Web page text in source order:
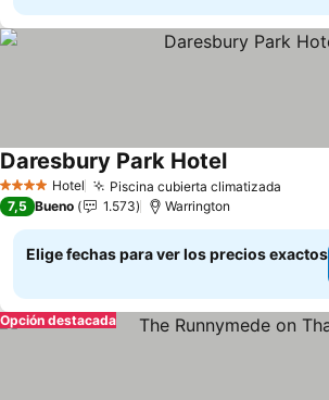
4 EstrellasHotel Piscina cubierta climatizada
Daresbury Park HotelVer precios
7,5 Bueno 1.573 Warrington
Elige fechas para ver los precios exactos
Opción destacada